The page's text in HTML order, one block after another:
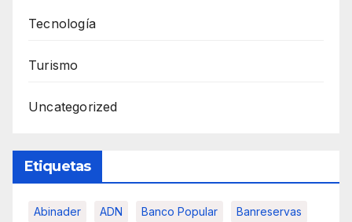
Tecnología
Turismo
Uncategorized
Etiquetas
Abinader ADN Banco Popular Banreservas